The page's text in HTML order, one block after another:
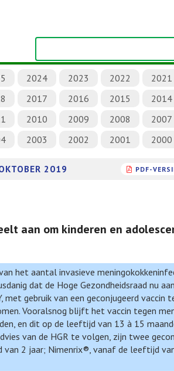
2024 2023 2022 2021
2017 2016 2015 2014
2010 2009 2008 2007
2003 2002 2001 2000
2019 PDF-
aan om kinderen en
het aantal invasieve
dat de Hoge Gezondheidsraad nu
met gebruik van een geconjugeerd vaccin
Vooralsnog blijft het vaccin tegen
en dit op de leeftijd van 13 à 15
van de HGR te volgen, zijn twee
2 jaar; Nimenrix®, vanaf de leeftijd